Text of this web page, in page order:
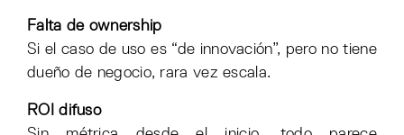
Falta de ownership
Si el caso de uso es “de innovación”, pero no tiene
dueño de negocio, rara vez escala.
ROI difuso